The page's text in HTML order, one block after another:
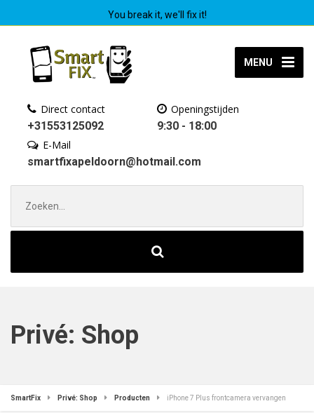
You break it, we'll fix it!
MENU
Direct contact
+31553125092
Openingstijden
9:30 - 18:00
E-Mail
smartfixapeldoorn@hotmail.com
naar:
Privé: Shop
SmartFix Privé: Shop Producten iPhone 7 Plus frontcamera vervangen